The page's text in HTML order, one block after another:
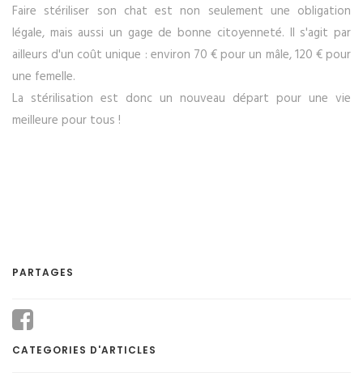
Faire stériliser son chat est non seulement une obligation
légale, mais aussi un gage de bonne citoyenneté. Il s'agit par
ailleurs d'un coût unique : environ 70 € pour un mâle, 120 € pour
une femelle.
La stérilisation est donc un nouveau départ pour une vie
meilleure pour tous !
PARTAGES
CATEGORIES D'ARTICLES